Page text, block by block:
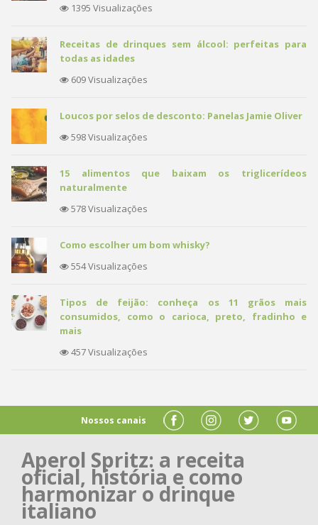
1395 Visualizações
Receitas de drinques sem álcool: perfeitas para
todas as idades
609 Visualizações
Loucos por selos de desconto: Panelas Jamie Oliver
598 Visualizações
15 alimentos que baixam os triglicerídeos
naturalmente
578 Visualizações
Como escolher um bom whisky?
554 Visualizações
Tipos de feijão: conheça os 11 grãos mais
consumidos, como o carioca, preto, fradinho e
mais
457 Visualizações
Nossos canais
Aperol Spritz: a receita
oficial, história e como
harmonizar o drinque
italiano